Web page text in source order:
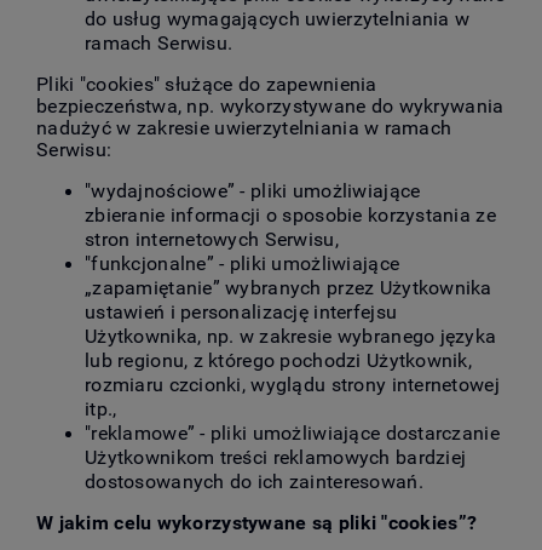
do usług wymagających uwierzytelniania w
ramach Serwisu.
Pliki "cookies" służące do zapewnienia
bezpieczeństwa, np. wykorzystywane do wykrywania
nadużyć w zakresie uwierzytelniania w ramach
Serwisu:
"wydajnościowe” - pliki umożliwiające
zbieranie informacji o sposobie korzystania ze
stron internetowych Serwisu,
"funkcjonalne” - pliki umożliwiające
„zapamiętanie” wybranych przez Użytkownika
ustawień i personalizację interfejsu
Użytkownika, np. w zakresie wybranego języka
lub regionu, z którego pochodzi Użytkownik,
rozmiaru czcionki, wyglądu strony internetowej
itp.,
"reklamowe” - pliki umożliwiające dostarczanie
Użytkownikom treści reklamowych bardziej
dostosowanych do ich zainteresowań.
W jakim celu wykorzystywane są pliki "cookies”?